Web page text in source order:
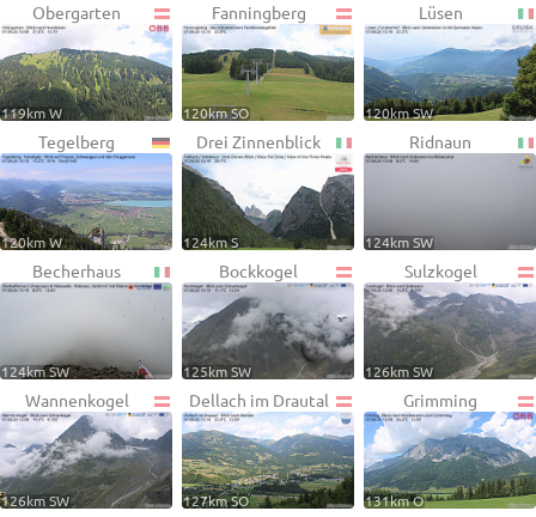
Obergarten
119km W
Fanningberg
120km SO
Lüsen
120km SW
Tegelberg
120km W
Drei Zinnenblick
124km S
Ridnaun
124km SW
Becherhaus
124km SW
Bockkogel
125km SW
Sulzkogel
126km SW
Wannenkogel
126km SW
Dellach im Drautal
127km SO
Grimming
131km O